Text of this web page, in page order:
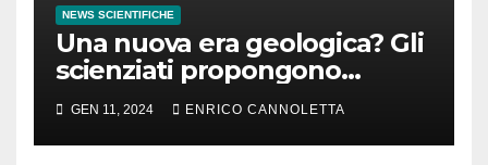
NEWS SCIENTIFICHE
Una nuova era geologica? Gli
scienziati propongono
l’Antropocene
GEN 11, 2024 ENRICO CANNOLETTA